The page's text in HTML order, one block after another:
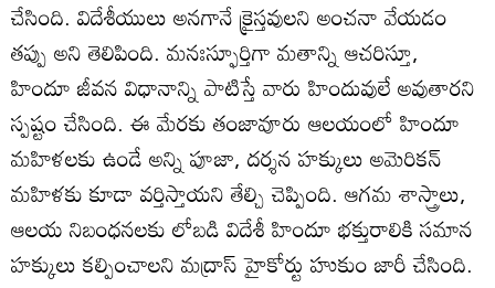
చేసింది. విదేశీయులు అనగానే క్రైస్తవులని అంచనా వేయడం
తప్పు అని తెలిపింది. మనఃస్ఫూర్తిగా మతాన్ని ఆచరిస్తూ,
హిందూ జీవన విధానాన్ని పాటిస్తే వారు హిందువులే అవుతారని
స్పష్టం చేసింది. ఈ మేరకు తంజావూరు ఆలయంలో హిందూ
మహిళలకు ఉండే అన్ని పూజా, దర్శన హక్కులు అమెరికన్
మహిళకు కూడా వర్తిస్తాయని తేల్చి చెప్పింది. ఆగమ శాస్త్రాలు,
ఆలయ నిబంధనలకు లోబడి విదేశీ హిందూ భక్తురాలికి సమాన
హక్కులు కల్పించాలని మద్రాస్ హైకోర్టు హుకుం జారీ చేసింది.